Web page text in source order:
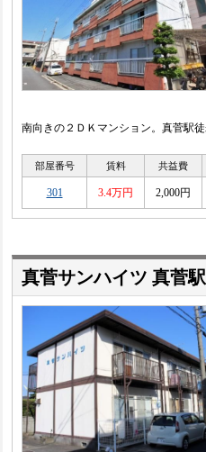
南向きの２ＤＫマンション。真菅駅
部屋番号 賃料 共益費
301 3.4万円 2,000円
真菅サンハイツ 真菅